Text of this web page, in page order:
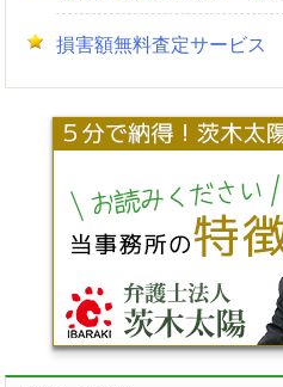
損害額無料査定サービス